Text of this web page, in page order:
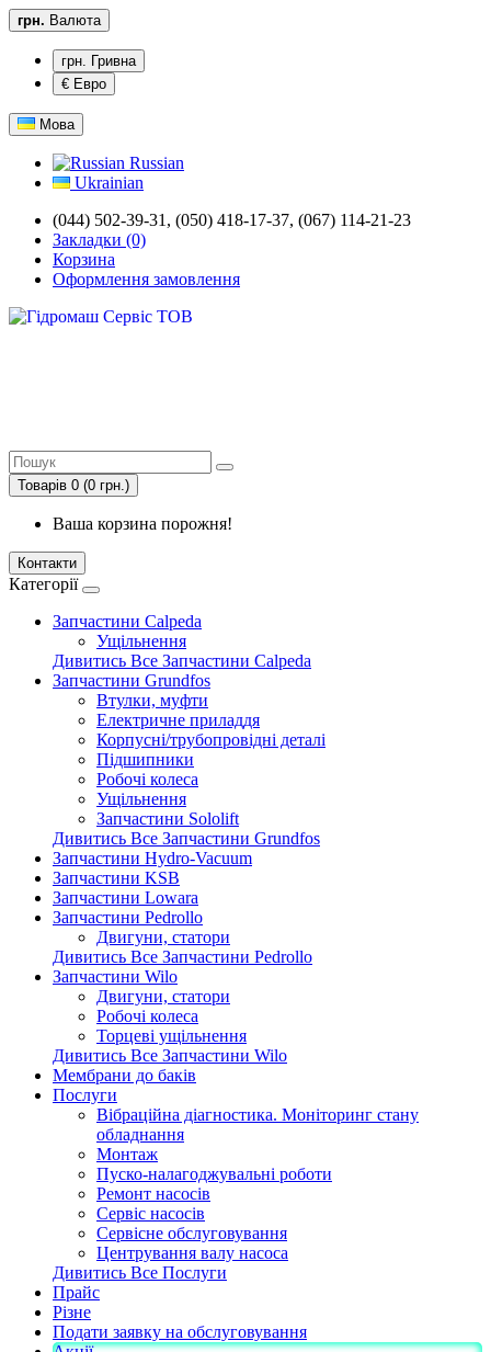
грн. Валюта
грн. Гривна
€ Евро
Мова
Russian
Ukrainian
(044) 502-39-31, (050) 418-17-37, (067) 114-21-23
Закладки (0)
Корзина
Оформлення замовлення
Товарів 0 (0 грн.)
Ваша корзина порожня!
Контакти
Категорії
Запчастини Calpeda
Ущільнення
Дивитись Все Запчастини Calpeda
Запчастини Grundfos
Втулки, муфти
Електричне приладдя
Корпусні/трубопровідні деталі
Підшипники
Робочі колеса
Ущільнення
Запчастини Sololift
Дивитись Все Запчастини Grundfos
Запчастини Hydro-Vacuum
Запчастини KSB
Запчастини Lowara
Запчастини Pedrollo
Двигуни, статори
Дивитись Все Запчастини Pedrollo
Запчастини Wilo
Двигуни, статори
Робочі колеса
Торцеві ущільнення
Дивитись Все Запчастини Wilo
Мембрани до баків
Послуги
Вібраційна діагностика. Моніторинг стану
обладнання
Монтаж
Пуско-налагоджувальні роботи
Ремонт насосів
Сервіс насосів
Сервісне обслуговування
Центрування валу насоса
Дивитись Все Послуги
Прайс
Різне
Подати заявку на обслуговування